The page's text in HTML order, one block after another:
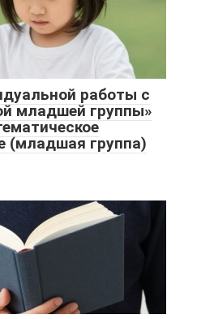
работы с
младшей группы»
(младшая группа)